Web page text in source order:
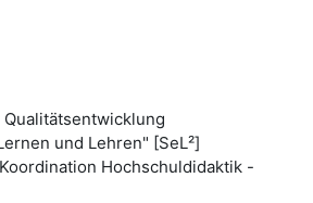
Qualitätsentwicklung
und Lehren" [SeL²]
Hochschuldidaktik -